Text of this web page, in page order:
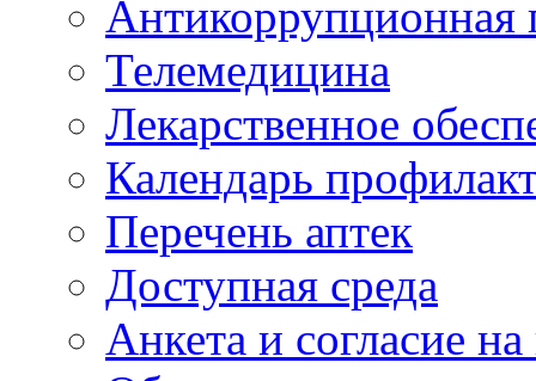
Антикоррупционная
Телемедицина
Лекарственное
Календарь
Перечень аптек
Доступная среда
Анкета и согласие